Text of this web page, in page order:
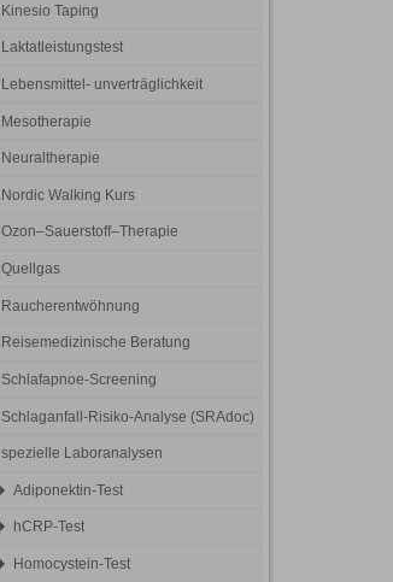
Kinesio Taping
Laktatleistungstest
Lebensmittel- unverträglichkeit
Mesotherapie
Neuraltherapie
Nordic Walking Kurs
Ozon–Sauerstoff–Therapie
Quellgas
Raucherentwöhnung
Reisemedizinische Beratung
Schlafapnoe-Screening
Schlaganfall-Risiko-Analyse (SRAdoc)
spezielle Laboranalysen
Adiponektin-Test
hCRP-Test
Homocystein-Test